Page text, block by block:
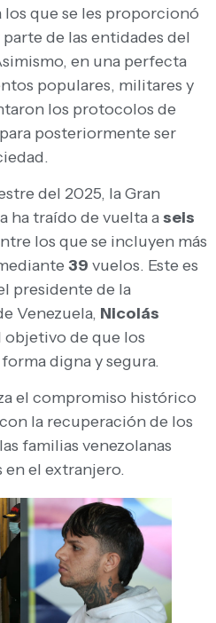
los que se les proporcionó
de las entidades del
en una perfecta
populares, militares y
los protocolos de
posteriormente ser
del 2025, la Gran
ha traído de vuelta aseis
los que se incluyen más
39 vuelos. Este es
presidente de la
Venezuela, Nicolás
objetivo de que los
digna y segura.
el compromiso histórico
la recuperación de los
familias venezolanas
el extranjero.